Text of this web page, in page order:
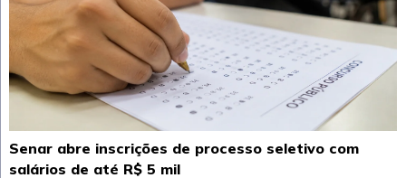
Senar abre inscrições de processo seletivo com
salários de até R$ 5 mil